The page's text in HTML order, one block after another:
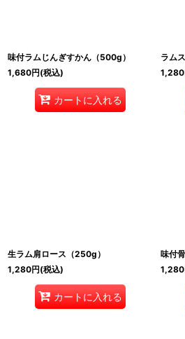
味付ラムじんぎすかん（500g）
1,680円(税込)
カートに入れる
ラム
1,280
生ラム肩ロース（250g）
1,280円(税込)
カートに入れる
味付
1,280